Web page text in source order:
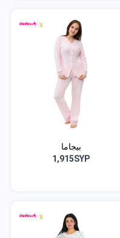
بيجاما
1,915SYP